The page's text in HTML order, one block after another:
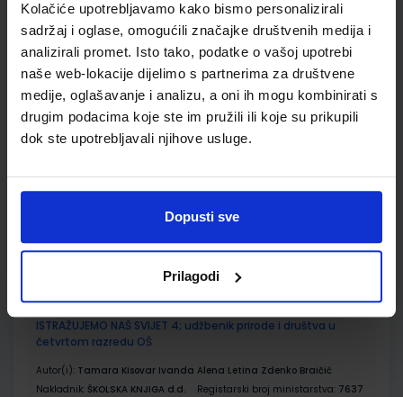
Kolačiće upotrebljavamo kako bismo personalizirali
sadržaj i oglase, omogućili značajke društvenih medija i
analizirali promet. Isto tako, podatke o vašoj upotrebi
naše web-lokacije dijelimo s partnerima za društvene
medije, oglašavanje i analizu, a oni ih mogu kombinirati s
drugim podacima koje ste im pružili ili koje su prikupili
dok ste upotrebljavali njihove usluge.
Dopusti sve
Prilagodi
Udžbenik Omot
E-SVIJET 4; radna bilježnica informatike u četvrtom razredu
osnovne škole
Autor(i):
Blagus Ljubić Klemše Ružić Stančić
Nakladnik: ŠKOLSKA KNJIGA d.d.
Registarski broj ministarstva:
SKU:567215 CIJENA:11,50 €
Omot
ISTRAŽUJEMO NAŠ SVIJET 4; udžbenik prirode i društva u
četvrtom razredu OŠ
Autor(i): Tamara Kisovar Ivanda Alena Letina Zdenko Braičić
Nakladnik: ŠKOLSKA KNJIGA d.d. Registarski broj ministarstva: 7637